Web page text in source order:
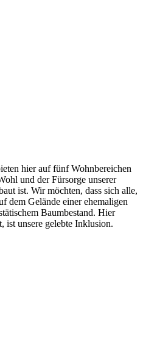
hier auf fünf Wohnbereichen
und der Fürsorge unserer
ist. Wir möchten, dass sich alle,
dem Gelände einer ehemaligen
Baumbestand. Hier
ist unsere gelebte Inklusion.